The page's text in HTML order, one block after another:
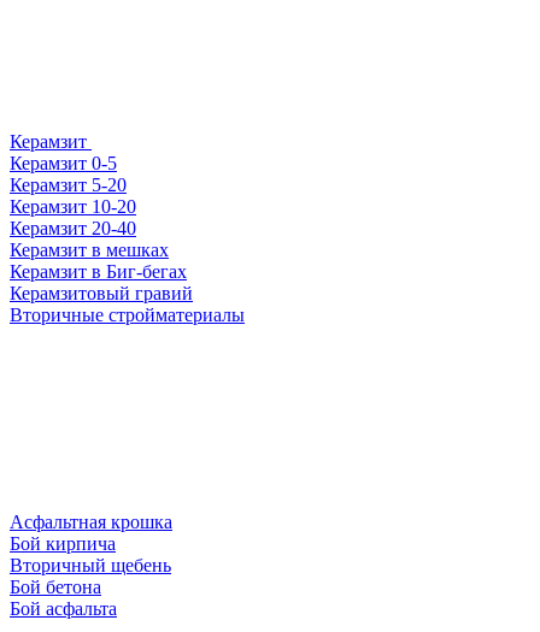
Керамзит
Керамзит 0-5
Керамзит 5-20
Керамзит 10-20
Керамзит 20-40
Керамзит в мешках
Керамзит в Биг-бегах
Керамзитовый гравий
Вторичные стройматериалы
Асфальтная крошка
Бой кирпича
Вторичный щебень
Бой бетона
Бой асфальта